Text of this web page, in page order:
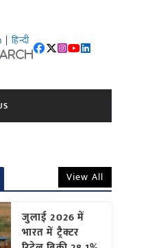
| हिन्दी
View All
जुलाई 2026 में
भारत में ट्रैक्टर